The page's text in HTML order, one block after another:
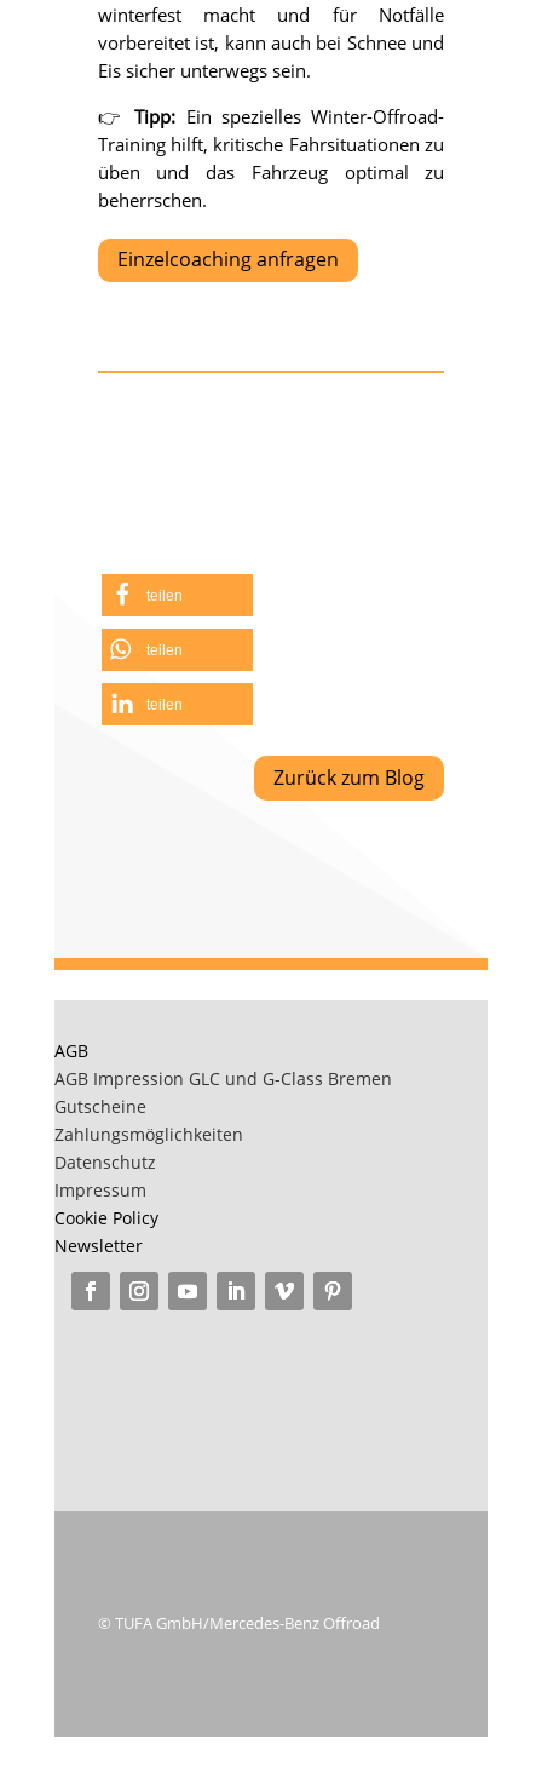
winterfest macht und für Notfälle
vorbereitet ist, kann auch bei Schnee und
Eis sicher unterwegs sein.
👉Tipp: Ein spezielles Winter-Offroad-
Training hilft, kritische Fahrsituationen zu
üben und das Fahrzeug optimal zu
beherrschen.
Einzelcoaching anfragen
teilen
teilen
teilen
Zurück zum Blog
AGB
AGB Impression GLC und G-Class Bremen
Gutscheine
Zahlungsmöglichkeiten
Datenschutz
Impressum
Cookie Policy
Newsletter
© TUFA GmbH/Mercedes-Benz Offroad